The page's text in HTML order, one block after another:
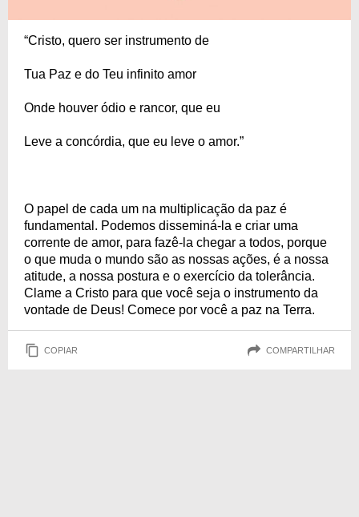
“Cristo, quero ser instrumento de
Tua Paz e do Teu infinito amor
Onde houver ódio e rancor, que eu
Leve a concórdia, que eu leve o amor.”
O papel de cada um na multiplicação da paz é
fundamental. Podemos disseminá-la e criar uma
corrente de amor, para fazê-la chegar a todos, porque
o que muda o mundo são as nossas ações, é a nossa
atitude, a nossa postura e o exercício da tolerância.
Clame a Cristo para que você seja o instrumento da
vontade de Deus! Comece por você a paz na Terra.
COPIAR COMPARTILHAR